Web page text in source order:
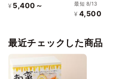
ローズブーケケーキ5
¥ 5,400～
最短 8/13
¥ 4,500
最近チェックした商品